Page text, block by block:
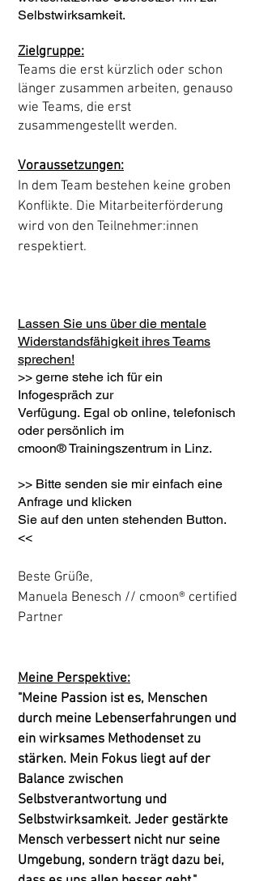
Selbstwirksamkeit.
Zielgruppe:
Teams die erst kürzlich oder schon
länger zusammen arbeiten, genauso
wie Teams, die erst
zusammengestellt werden.
Voraussetzungen:
In dem Team bestehen keine groben
Konflikte. Die Mitarbeiterförderung
wird von den Teilnehmer:innen
respektiert.
Lassen Sie uns über die mentale
Widerstandsfähigkeit ihres Teams
sprechen!
>> gerne stehe ich für ein
Infogespräch zur
Verfügung. Egal ob online, telefonisch
oder persönlich im
cmoon® Trainingszentrum in Linz.
>> Bitte senden sie mir einfach eine
Anfrage und klicken
Sie auf den unten stehenden Button.
<<
Beste Grüße,
Manuela Benesch // cmoon® certified
Partner
Meine Perspektive:
"Meine Passion ist es, Menschen
durch meine Lebenserfahrungen und
ein wirksames Methodenset zu
stärken. Mein Fokus liegt auf der
Balance zwischen
Selbstverantwortung und
Selbstwirksamkeit. Jeder gestärkte
Mensch verbessert nicht nur seine
Umgebung, sondern trägt dazu bei,